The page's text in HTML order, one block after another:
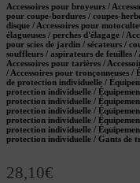
Accessoires pour broyeurs /
pour coupe-bordures / coupes-
disque / Accessoires pour
élagueuses / perches d'élagage /
pour scies de jardin / sécateurs /
souffleurs / aspirateurs de feuilles
Accessoires pour tarières /
/ Accessoires pour tronçonneuses
de protection individuelle /
protection individuelle /
protection individuelle /
protection individuelle /
protection individuelle /
protection individuelle /
protection individuelle / Gants de
28,10€